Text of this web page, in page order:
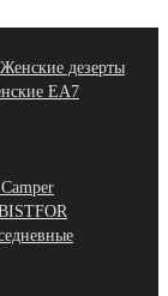
Женские дезерты
EA7